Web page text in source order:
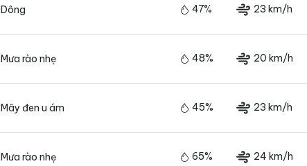
Dông 47% 23 km/h
Mưa rào nhẹ 48% 20 km/h
Mây đen u ám 45% 23 km/h
Mưa rào nhẹ 65% 24 km/h